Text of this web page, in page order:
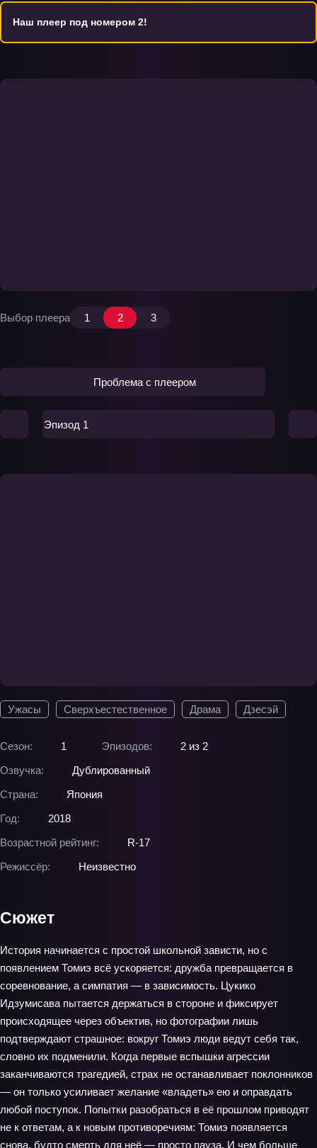
Ужасы Сверхъестественное Драма Дзесэй
Сезон: 1 Эпизодов:
2 из 2
Озвучка:
Дублированный
Страна:
Япония
Год:
2018
Возрастной рейтинг:
R-17
Режиссёр:
Неизвестно
Наш плеер под номером 2!
Выбор плеера 1 2 3
Проблема с плеером
Эпизод 1
Сюжет
История начинается с простой школьной зависти, но с
появлением Томиэ всё ускоряется: дружба превращается в
соревнование, а симпатия — в зависимость. Цукико
Идзумисава пытается держаться в стороне и фиксирует
происходящее через объектив, но фотографии лишь
подтверждают страшное: вокруг Томиэ люди ведут себя так,
словно их подменили. Когда первые вспышки агрессии
заканчиваются трагедией, страх не останавливает поклонников
— он только усиливает желание «владеть» ею и оправдать
любой поступок. Попытки разобраться в её прошлом приводят
не к ответам, а к новым противоречиям: Томиэ появляется
снова, будто смерть для неё — просто пауза. И чем больше